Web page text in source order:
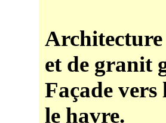
et de granit
Façade
le havre.